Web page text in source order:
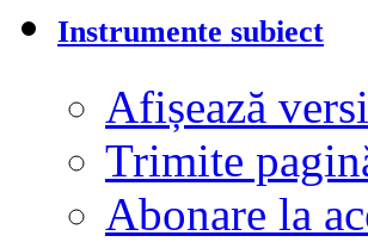
Instrumente subiect
Afișează
Trimite
Abonare la